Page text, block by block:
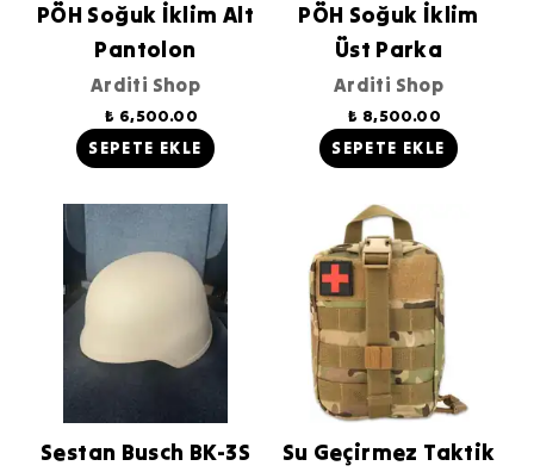
PÖH Soğuk İklim Alt
Pantolon
Arditi Shop
₺ 6,500.00
SEPETE EKLE
PÖH Soğuk İklim
Üst Parka
Arditi Shop
₺ 8,500.00
SEPETE EKLE
Sestan Busch BK-3S
Su Geçirmez Taktik